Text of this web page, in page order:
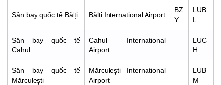
Sân bay quốc tế Bălți Bălți International Airport
BZ
Y
LUB
L
Sân bay quốc tế
Cahul
Cahul International
Airport
LUC
H
Sân bay quốc tế
Mărculeşti
Mărculeşti International
Airport
LUB
M